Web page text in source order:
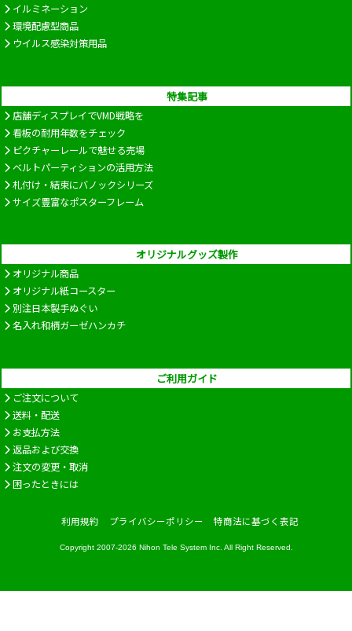
イルミネーション
環境配慮型商品
ウイルス感染対策用品
特集記事
店舗ディスプレイでVMD戦略を
看板の耐用年数をチェック
ピクチャーレールで魅せる売場
ベルトパーティションの活用方法
札付け・結束にバノックシリーズ
サイズ豊富なポスターフレーム
オリジナルグッズ製作
オリジナル商品
オリジナル紙コースター
別注日本製手ぬぐい
名入れ和柄ガーゼハンカチ
ご利用ガイド
ご注文について
送料・配送
お支払方法
返品および交換
注文の変更・取消
困ったときには
利用規約 プライバシーポリシー 特商法に基づく表記
Copyright 2007-2026 Nihon Tele System Inc. All Right Reserved.